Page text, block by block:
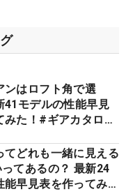
ンはロフト角で選
モデルの性能早見
みた！#ギアカタログ
てどれも一緒に見える
てあるの？ 最新24
能早見表を作ってみ